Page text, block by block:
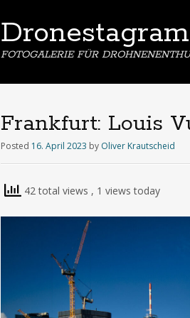
Dronestagram
FOTOGALERIE FÜR
Frankfurt: Louis
Posted 16. April 2023 by Oliver Krautscheid
42 total views , 1 views today